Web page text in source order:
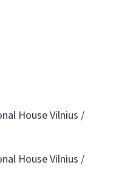
House Vilnius /
House Vilnius /